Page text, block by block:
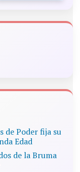
de Poder fija su
Edad
de la Bruma